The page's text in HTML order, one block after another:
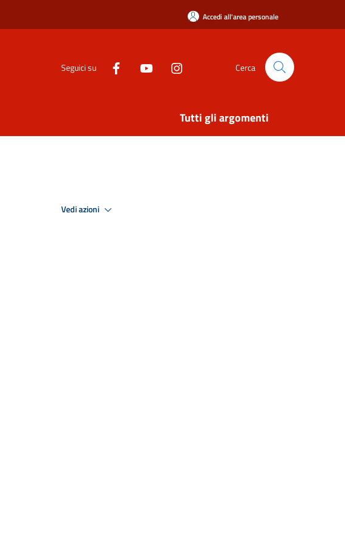
Accedi all'area personale
Seguici su Cerca
Tutti gli argomenti
Vedi azioni